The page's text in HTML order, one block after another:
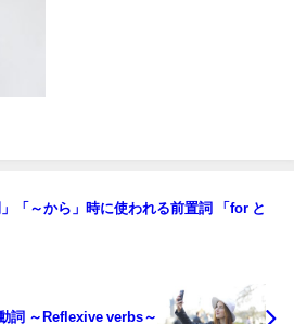
」「～から」時に使われる前置詞 「for と
詞 ～Reflexive verbs～